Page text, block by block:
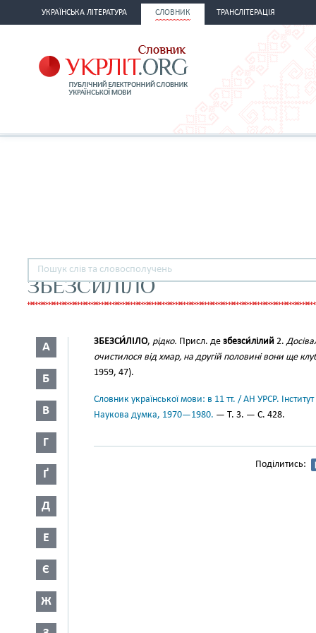
УКРАЇНСЬКА ЛІТЕРАТУРА СЛОВНИК ТРАНСЛІТЕРАЦІЯ
ЗБЕЗСИЛІЛО
А
Б
В
Г
Ґ
Д
Е
Є
Ж
ЗБЕЗСИ́ЛІЛО, рідко. Присл. де збезси́лілий 2.
очистилося від хмар, на другій половині вони ще
1959, 47).
Словник української мови: в 11 тт. / АН УРСР.
Наукова думка, 1970—1980. — Т. 3. — С. 428.
Поділитись: